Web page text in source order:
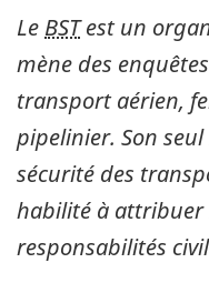
Le BSTest un
mène des
transport aérien,
pipelinier. Son
sécurité des
habilité à attribuer
responsabilités